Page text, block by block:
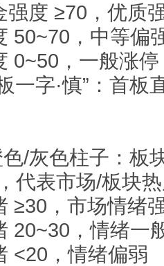
强度 ≥70，优质
50~70，中等偏
0~50，一般涨停
一字·慎”：首板
/灰色柱子：板
代表市场/板块
≥30，市场情绪
20~30，情绪一
<20，情绪偏弱